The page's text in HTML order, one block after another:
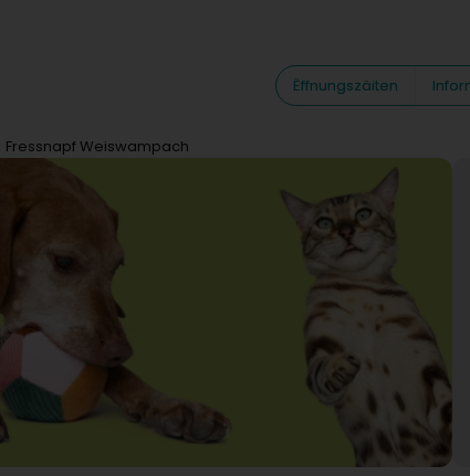
Ëffnungszäiten
Fressnapf Weiswampach